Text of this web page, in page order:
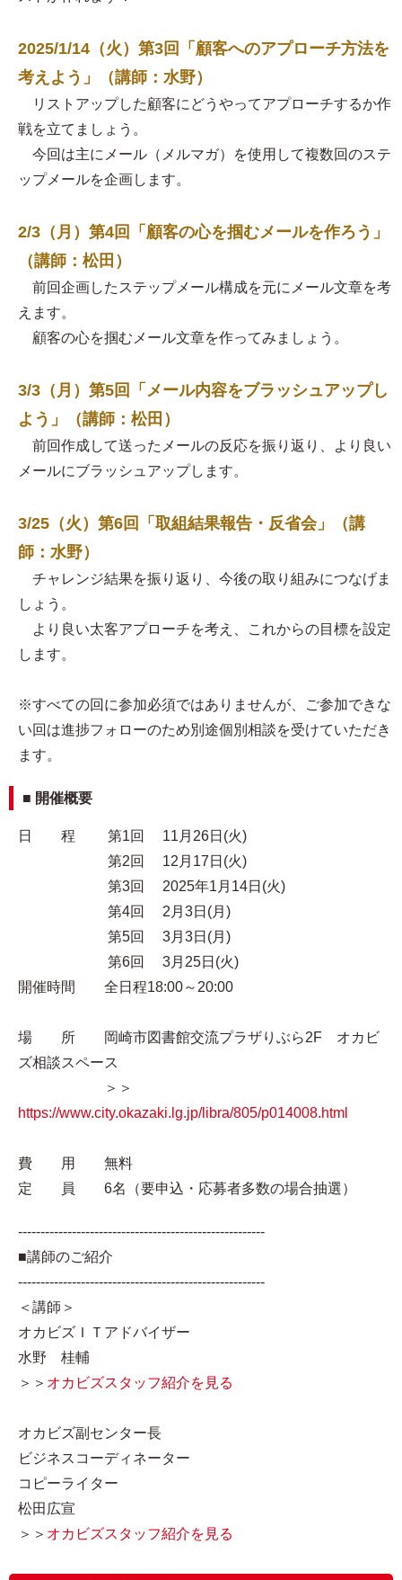
2025/1/14（火）第3回「顧客へのアプローチ方法を
考えよう」（講師：水野）
リストアップした顧客にどうやってアプローチするか作
戦を立てましょう。
今回は主にメール（メルマガ）を使用して複数回のステ
ップメールを企画します。
2/3（月）第4回「顧客の心を掴むメールを作ろう」
（講師：松田）
前回企画したステップメール構成を元にメール文章を考
えます。
顧客の心を掴むメール文章を作ってみましょう。
3/3（月）第5回「メール内容をブラッシュアップし
よう」（講師：松田）
前回作成して送ったメールの反応を振り返り、より良い
メールにブラッシュアップします。
3/25（火）第6回「取組結果報告・反省会」（講
師：水野）
チャレンジ結果を振り返り、今後の取り組みにつなげま
しょう。
より良い太客アプローチを考え、これからの目標を設定
します。
※すべての回に参加必須ではありませんが、ご参加できな
い回は進捗フォローのため別途個別相談を受けていただき
ます。
■ 開催概要
日 程 第1回 11月26日(火)
第2回 12月17日(火)
第3回 2025年1月14日(火)
第4回 2月3日(月)
第5回 3月3日(月)
第6回 3月25日(火)
開催時間 全日程18:00～20:00
場 所 岡崎市図書館交流プラザりぶら2F オカビ
ズ相談スペース
＞＞
https://www.city.okazaki.lg.jp/libra/805/p014008.html
費 用 無料
定 員 6名（要申込・応募者多数の場合抽選）
-------------------------------------------------------
■講師のご紹介
-------------------------------------------------------
＜講師＞
オカビズＩＴアドバイザー
水野 桂輔
＞＞ オカビズスタッフ紹介を見る
オカビズ副センター長
ビジネスコーディネーター
コピーライター
松田広宣
＞＞ オカビズスタッフ紹介を見る